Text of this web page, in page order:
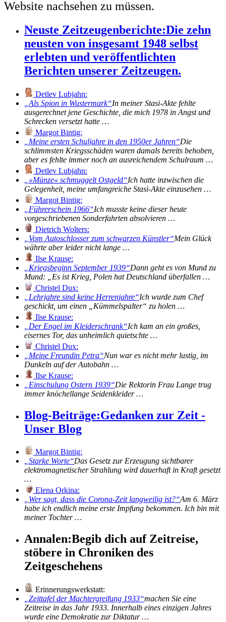
Website nachsehen zu müssen.
Neuste Zeitzeugenberichte:Die zehn
neusten von insgesamt 1948 selbst
erlebten und veröffentlichten
Berichten unserer Zeitzeugen.
Detlev Lubjahn:
Als Spion in Wustermark In meiner Stasi-Akte fehlte
ausgerechnet jene Geschichte, die mich 1978 in Angst und
Schrecken versetzt hatte …
Margot Bintig:
Meine ersten Schuljahre in den 1950er Jahren Die
schlimmsten Kriegsschäden waren damals bereits behoben,
aber es fehlte immer noch an ausreichendem Schulraum …
Detlev Lubjahn:
»Münze« schmuggelt Ostgeld Ich hatte inzwischen die
Gelegenheit, meine umfangreiche Stasi-Akte einzusehen …
Margot Bintig:
Führerschein 1966 Ich musste keine dieser heute
vorgeschriebenen Sonderfahrten absolvieren …
Dietrich Wolters:
Vom Autoschlosser zum schwarzen Künstler Mein Glück
währte aber leider nicht lange …
Ilse Krause:
Kriegsbeginn September 1939 Dann geht es von Mund zu
Mund: „Es ist Krieg, Polen hat Deutschland überfallen …
Christel Dux:
Lehrjahre sind keine Herrenjahre Ich wurde zum Chef
geschickt, um einen „Kümmelspalter“ zu holen …
Ilse Krause:
Der Engel im Kleiderschrank Ich kam an ein großes,
eisernes Tor, das unheimlich quietschte …
Christel Dux:
Meine Freundin Petra Nun war es nicht mehr lustig, im
Dunkeln auf der Autobahn …
Ilse Krause:
Einschulung Ostern 1939 Die Rektorin Frau Lange trug
immer knöchellange Seidenkleider …
Blog-Beiträge:Gedanken zur Zeit -
Unser Blog
Margot Bintig:
Starke Worte Das Gesetz zur Erzeugung sichtbarer
elektromagnetischer Strahlung wird dauerhaft in Kraft gesetzt
…
Elena Orkina:
Wer sagt, dass die Corona-Zeit langweilig ist? Am 6. März
habe ich endlich meine erste Impfung bekommen. Ich bin mit
meiner Tochter …
Annalen:Begib dich auf Zeitreise,
stöbere in Chroniken des
Zeitgeschehens
Erinnerungswerkstatt:
Zeittafel der Machtergreifung 1933 machen Sie eine
Zeitreise in das Jahr 1933. Innerhalb eines einzigen Jahres
wurde eine Demokratie zur Diktatur …